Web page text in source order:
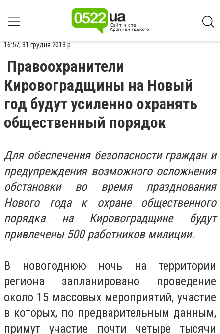
16:57, 31 грудня 2013 р.
Правоохранители
Кировоградщины на Новый
год будут усиленно охранять
общественный порядок
Для обеспечения безопасности граждан и
предупреждения возможного осложнения
обстановки во время празднования
Нового года к охране общественного
порядка на Кировоградщине будут
привлечены 500 работников милиции.
В новогоднюю ночь на территории
региона запланировано проведение
около 15 массовых мероприятий, участие
в которых, по предварительным данным,
примут участие почти четыре тысячи